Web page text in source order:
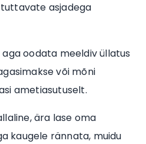
asjadega
aga oodata meeldiv üllatus
või mõni
ametiasutuselt.
ära lase oma
kaugele rännata, muidu